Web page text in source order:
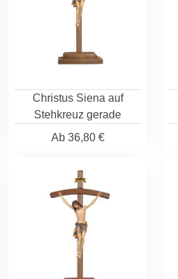
Christus Siena auf
Stehkreuz gerade
Ab36,80 €